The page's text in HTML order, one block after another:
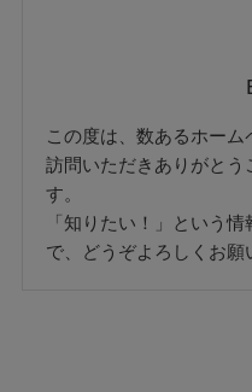
この度は、数あるホー
訪問いただきありがとう
す。
「知りたい！」という
で、どうぞよろしくお願